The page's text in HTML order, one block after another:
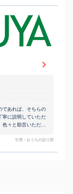
であれば、そちらの
寧に説明していただ
色々と助言いただ
引用：おうちの語り部